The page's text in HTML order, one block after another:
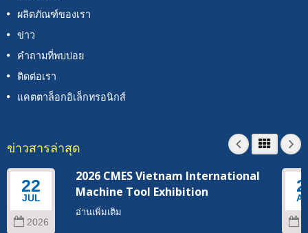
ผลิตภัณฑ์ของเรา
ข่าว
คำถามที่พบบ่อย
ติดต่อเรา
แคตตาล็อกอิเล็กทรอนิกส์
ข่าวสารล่าสุด
22
JUL
2026
2026 CMES Vietnam International
Machine Tool Exhibition
อ่านเพิ่มเติม